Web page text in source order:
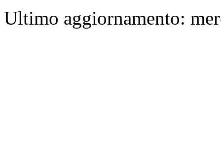
Ultimo aggiornamento: